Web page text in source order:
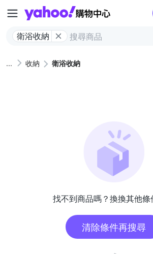
Yahoo購
衛浴收納
收納 衛浴收納
找不到商品嗎？換換其他條
清除條件再搜尋